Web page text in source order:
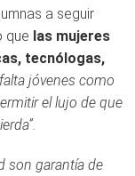
a seguir
que las mujeres
tecnólogas,
jóvenes como
el lujo de que
son garantía de